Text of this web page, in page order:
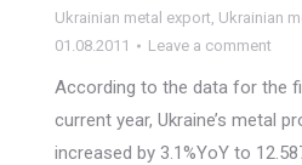
Ukrainian metal export, Ukrainian
01.08.2011
Leave a comment
According to the data for the
current year, Ukraine’s metal
increased by 3.1%YoY to